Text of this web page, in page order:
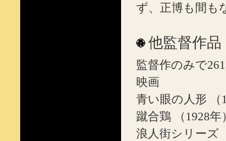
ず、正博も間も
他監督作品
監督作のみで
映画
青い眼の人形 （
蹴合鶏 （1928年
浪人街シリーズ